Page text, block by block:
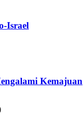
Israel
Kemajuan